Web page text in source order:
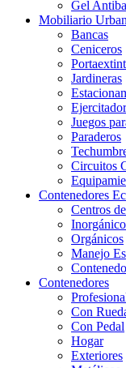
Gel
Mobiliario
Bancas
Ceniceros
Jardineras
Juegos
Paraderos
Circuitos
Contenedores
Centros
Orgánicos
Manejo
Contenedores
Con
Con Pedal
Hogar
Exteriores